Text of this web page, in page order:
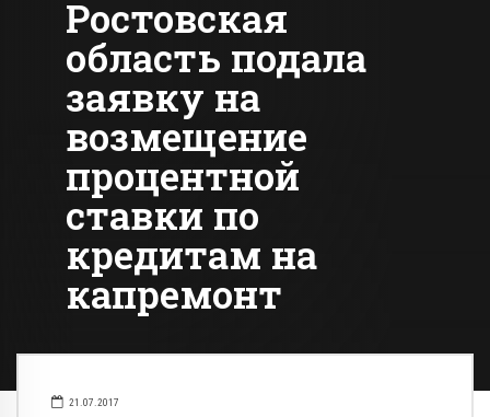
Ростовская
область подала
заявку на
возмещение
процентной
ставки по
кредитам на
капремонт
21.07.2017